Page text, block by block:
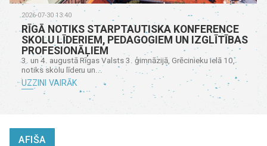
2026-07-30 13:40
RĪGĀ NOTIKS STARPTAUTISKA KONFERENCE
SKOLU LĪDERIEM, PEDAGOGIEM UN IZGLĪTĪBAS
PROFESIONĀĻIEM
3. un 4. augustā Rīgas Valsts 3. ģimnāzijā, Grēcinieku ielā 10,
notiks skolu līderu un...
UZZINI VAIRĀK
AFIŠA